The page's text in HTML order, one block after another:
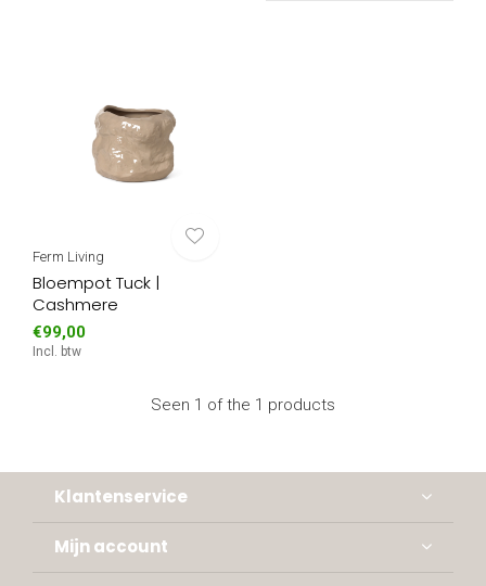
Ferm Living
Bloempot Tuck |
Cashmere
€99,00
Incl. btw
Seen 1 of the 1 products
Klantenservice
Mijn account